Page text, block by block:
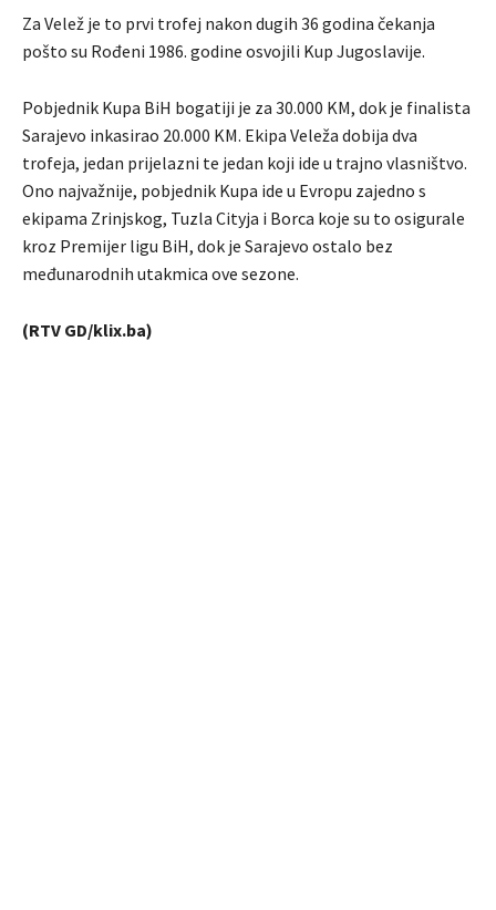
Za Velež je to prvi trofej nakon dugih 36 godina čekanja
pošto su Rođeni 1986. godine osvojili Kup Jugoslavije.
Pobjednik Kupa BiH bogatiji je za 30.000 KM, dok je finalista
Sarajevo inkasirao 20.000 KM. Ekipa Veleža dobija dva
trofeja, jedan prijelazni te jedan koji ide u trajno vlasništvo.
Ono najvažnije, pobjednik Kupa ide u Evropu zajedno s
ekipama Zrinjskog, Tuzla Cityja i Borca koje su to osigurale
kroz Premijer ligu BiH, dok je Sarajevo ostalo bez
međunarodnih utakmica ove sezone.
(RTV GD/klix.ba)